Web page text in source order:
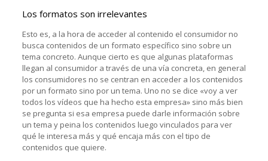
Los formatos son irrelevantes
Esto es, a la hora de acceder al contenido el consumidor no
busca contenidos de un formato específico sino sobre un
tema concreto. Aunque cierto es que algunas plataformas
llegan al consumidor a través de una vía concreta, en general
los consumidores no se centran en acceder a los contenidos
por un formato sino por un tema. Uno no se dice «voy a ver
todos los vídeos que ha hecho esta empresa» sino más bien
se pregunta si esa empresa puede darle información sobre
un tema y peina los contenidos luego vinculados para ver
qué le interesa más y qué encaja más con el tipo de
contenidos que quiere.